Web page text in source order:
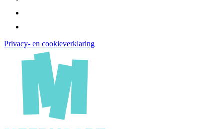
Privacy- en cookieverklaring